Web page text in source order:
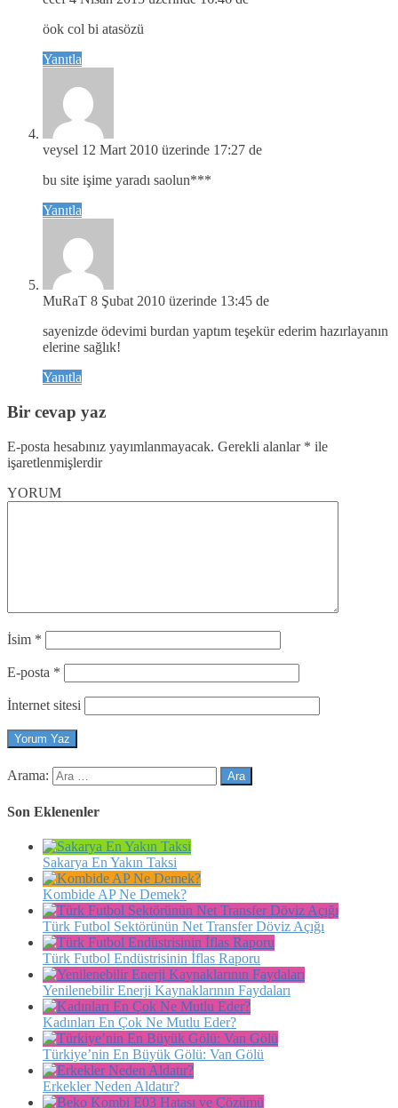
öok col bi atasözü
Yanıtla
veysel 12 Mart 2010 üzerinde 17:27 de
bu site işime yaradı saolun***
Yanıtla
MuRaT 8 Şubat 2010 üzerinde 13:45 de
sayenizde ödevimi burdan yaptım teşekür ederim hazırlayanın
elerine sağlık!
Yanıtla
Bir cevap yaz
E-posta hesabınız yayımlanmayacak. Gerekli alanlar * ile
işaretlenmişlerdir
YORUM
İsim *
E-posta *
İnternet sitesi
Arama:
Son Eklenenler
Sakarya En Yakın Taksi
Kombide AP Ne Demek?
Türk Futbol Sektörünün Net Transfer Döviz Açığı
Türk Futbol Endüstrisinin İflas Raporu
Yenilenebilir Enerji Kaynaklarının Faydaları
Kadınları En Çok Ne Mutlu Eder?
Türkiye’nin En Büyük Gölü: Van Gölü
Erkekler Neden Aldatır?